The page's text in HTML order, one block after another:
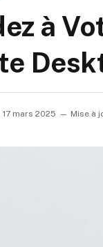
à
17 mars 2025 Mise à